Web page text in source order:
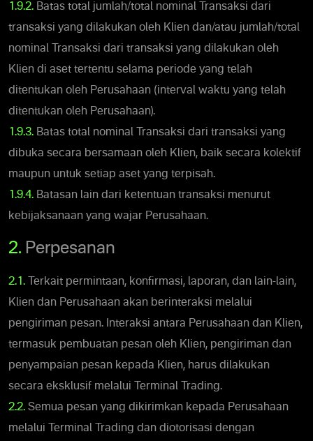
1.9.2. Batas total jumlah/total nominal Transaksi dari
transaksi yang dilakukan oleh Klien dan/atau jumlah/total
nominal Transaksi dari transaksi yang dilakukan oleh
Klien di aset tertentu selama periode yang telah
ditentukan oleh Perusahaan (interval waktu yang telah
ditentukan oleh Perusahaan).
1.9.3. Batas total nominal Transaksi dari transaksi yang
dibuka secara bersamaan oleh Klien, baik secara kolektif
maupun untuk setiap aset yang terpisah.
1.9.4. Batasan lain dari ketentuan transaksi menurut
kebijaksanaan yang wajar Perusahaan.
2. Perpesanan
2.1. Terkait permintaan, konfirmasi, laporan, dan lain-lain,
Klien dan Perusahaan akan berinteraksi melalui
pengiriman pesan. Interaksi antara Perusahaan dan Klien,
termasuk pembuatan pesan oleh Klien, pengiriman dan
penyampaian pesan kepada Klien, harus dilakukan
secara eksklusif melalui Terminal Trading.
2.2. Semua pesan yang dikirimkan kepada Perusahaan
melalui Terminal Trading dan diotorisasi dengan